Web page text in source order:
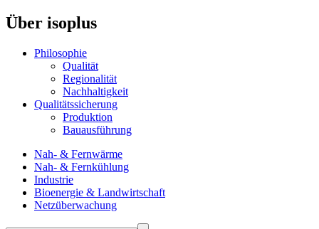
Über isoplus
Philosophie
Qualität
Regionalität
Nachhaltigkeit
Qualitätssicherung
Produktion
Bauausführung
Nah- & Fernwärme
Nah- & Fernkühlung
Industrie
Bioenergie & Landwirtschaft
Netzüberwachung